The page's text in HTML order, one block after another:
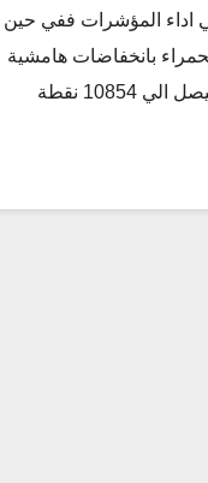
اداء المؤشرات ففي حين
الحمراء بانخفاضات هامشية
تقدر ب 35 نقطة وهي 0.37% ليصل الي 10854 نقطة